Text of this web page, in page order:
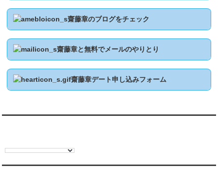
齋藤章のブログをチェック
齋藤章と無料でメールのやりとり
齋藤章デート申し込みフォーム